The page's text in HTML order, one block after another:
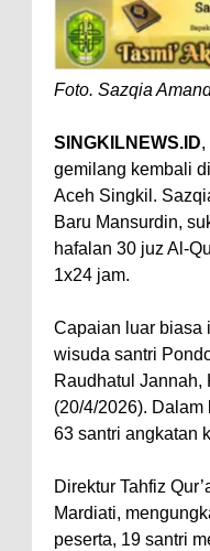
Foto. Sazqia
SINGKILNEWS.ID
gemilang kembali
Aceh Singkil.
Baru Mansurdin,
hafalan 30 juz Al-
1x24 jam.
Capaian luar biasa
wisuda santri
Raudhatul Jannah,
(20/4/2026).
63 santri angkatan
Direktur Tahfiz
Mardiati,
peserta, 19 santri